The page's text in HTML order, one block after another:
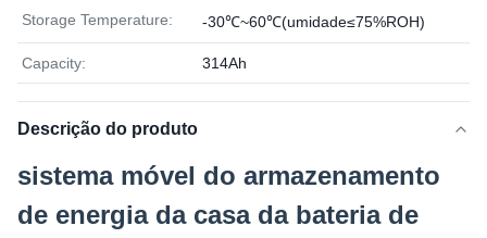
Storage Temperature: -30℃~60℃(umidade≤75%ROH)
Capacity: 314Ah
Descrição do produto
sistema móvel do armazenamento
de energia da casa da bateria de